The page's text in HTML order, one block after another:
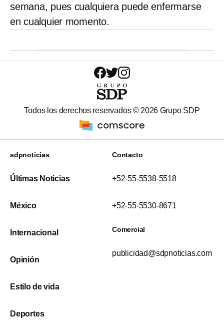
semana, pues cualquiera puede enfermarse
en cualquier momento.
Todos los derechos reservados © 2026 Grupo SDP
sdpnoticias
Últimas Noticias
México
Internacional
Opinión
Estilo de vida
Deportes
Contacto
+52-55-5538-5518
+52-55-5530-8671
Comercial
publicidad@sdpnoticias.com